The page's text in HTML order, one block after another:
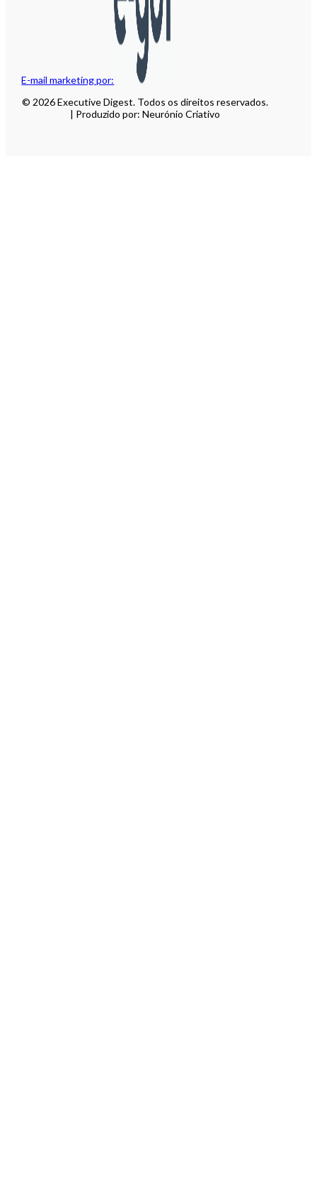
E-mail marketing por:
© 2026 Executive Digest. Todos os direitos reservados.
| Produzido por: Neurónio Criativo